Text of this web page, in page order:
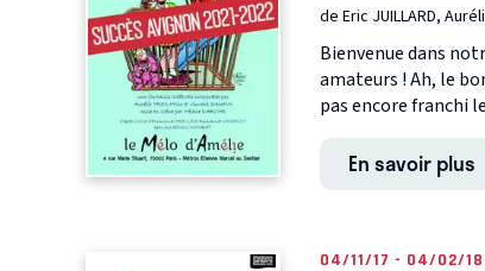
de Eric JUILLARD,
Bienvenue dans
amateurs ! Ah, le
pas encore franchi
En savoir plus
04/11/17 - 04/02/18